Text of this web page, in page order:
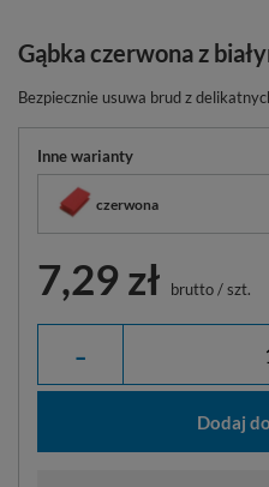
Gąbka czerwona z
Bezpiecznie usuwa brud z
Inne warianty
czerwona
7,29 zł brutto/szt.
-
Dodaj